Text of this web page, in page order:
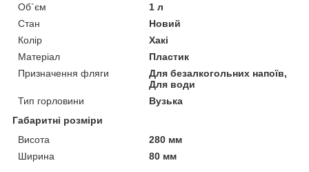
Об`єм
1 л
Стан
Новий
Колір
Хакі
Матеріал
Пластик
Призначення фляги
Для безалкогольних напоїв,
Для води
Тип горловини
Вузька
Габаритні розміри
Висота
280 мм
Ширина
80 мм